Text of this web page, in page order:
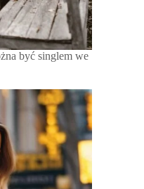
być singlem we